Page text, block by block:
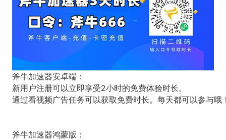
斧牛加速器安卓端：
新用户注册可以立即享受2小时的免费体验时长。
通过看视频广告任务可以获取免费时长。每天都可以参与哦
斧牛加速器鸿蒙版：